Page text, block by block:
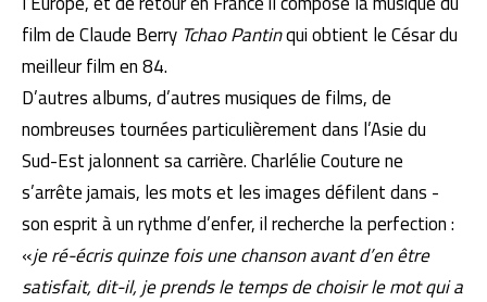
film de Claude Berry Tchao Pantinqui obtient le César du
meilleur film en 84.
D’autres albums, d’autres musiques de films, de
nombreuses tournées particulièrement dans l’Asie du
Sud-Est jalonnent sa carrière. Charlélie Couture ne
s’arrête jamais, les mots et les images défilent dans -
son esprit à un rythme d’enfer, il recherche la perfection :
«je ré-écris quinze fois une chanson avant d’en être
satisfait, dit-il, je prends le temps de choisir le mot qui a